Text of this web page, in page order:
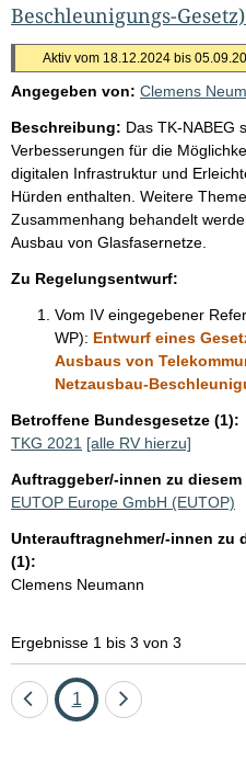
Beschleunigungs-
Aktiv vom 18.12.2024 bis
Angegeben von: Clemens
Beschreibung: Das TK-NABEG
Verbesserungen für die
digitalen Infrastruktur und
Hürden enthalten. Weitere
Zusammenhang behandelt
Ausbau von Glasfasernetze.
Zu Regelungsentwurf:
Vom IV eingegebener
WP): Entwurf eines
Ausbaus von
Netzausbau-
Betroffene Bundesgesetze (1):
TKG 2021 [alle RV hierzu]
Auftraggeber/-innen zu
EUTOP Europe GmbH (EUTOP)
Unterauftragnehmer/-innen zu
(1):
Clemens Neumann
Ergebnisse 1 bis 3 von 3
EineSeite
1
Eine